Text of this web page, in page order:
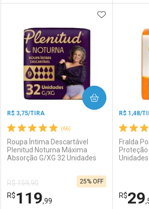
Laboratório
Ativar Desconto
Comprar sem Desconto
Por R$ 104,99/cada
Por Menos
Comprar sem Desconto
Por R$ 104,99/cada
Por
Por
Por
(66)
R$ 3,75/TIRA
Roupa Íntima Descartável
Plenitud Noturna Máxima
Absorção G/XG 32 Unidades
R$ 159,90
R$119,99
25% OFF
ADICIONAR
COMPRAR
R$ 1,48/
Fralda
Unidades
R$29